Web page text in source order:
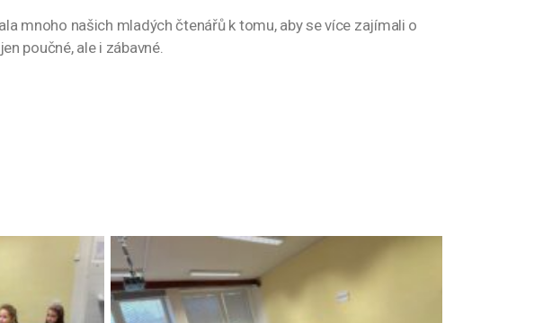
mnoho našich mladých čtenářů k tomu, aby se více zajímali o
poučné, ale i zábavné.